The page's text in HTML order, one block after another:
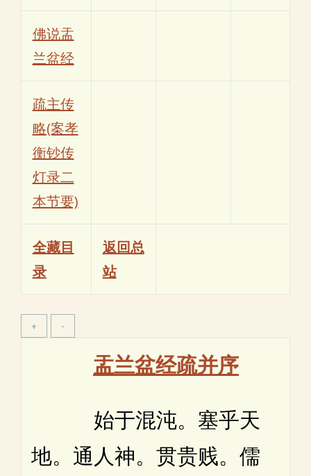
佛说盂
兰盆经
疏主传
略(案孝
衡钞传
灯录二
本节要)
全藏目
录
返回总
站
盂兰盆经疏并序
始于混沌。塞乎天
地。通人神。贯贵贱。儒